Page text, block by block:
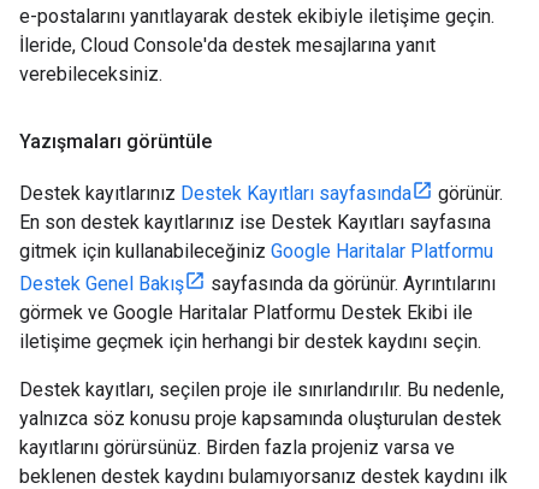
e-postalarını yanıtlayarak destek ekibiyle iletişime geçin.
İleride, Cloud Console'da destek mesajlarına yanıt
verebileceksiniz.
Yazışmaları görüntüle
Destek kayıtlarınız Destek Kayıtları sayfasında
görünür.
En son destek kayıtlarınız ise Destek Kayıtları sayfasına
gitmek için kullanabileceğiniz Google Haritalar Platformu
Destek Genel Bakış
sayfasında da görünür. Ayrıntılarını
görmek ve Google Haritalar Platformu Destek Ekibi ile
iletişime geçmek için herhangi bir destek kaydını seçin.
Destek kayıtları, seçilen proje ile sınırlandırılır. Bu nedenle,
yalnızca söz konusu proje kapsamında oluşturulan destek
kayıtlarını görürsünüz. Birden fazla projeniz varsa ve
beklenen destek kaydını bulamıyorsanız destek kaydını ilk